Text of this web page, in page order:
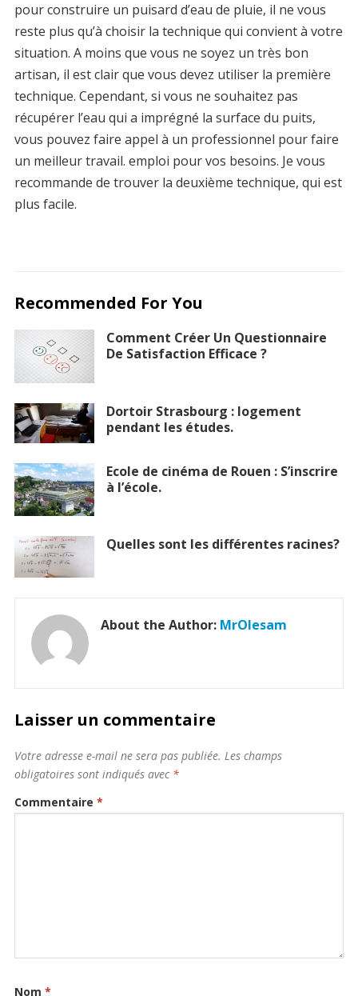
pour construire un puisard d’eau de pluie, il ne vous
reste plus qu’à choisir la technique qui convient à votre
situation. A moins que vous ne soyez un très bon
artisan, il est clair que vous devez utiliser la première
technique. Cependant, si vous ne souhaitez pas
récupérer l’eau qui a imprégné la surface du puits,
vous pouvez faire appel à un professionnel pour faire
un meilleur travail. emploi pour vos besoins. Je vous
recommande de trouver la deuxième technique, qui est
plus facile.
Recommended For You
Comment Créer Un Questionnaire
De Satisfaction Efficace ?
Dortoir Strasbourg : logement
pendant les études.
Ecole de cinéma de Rouen : S’inscrire
à l’école.
Quelles sont les différentes racines?
About the Author: MrOlesam
Laisser un commentaire
Votre adresse e-mail ne sera pas publiée. Les champs
obligatoires sont indiqués avec *
Commentaire *
Nom *